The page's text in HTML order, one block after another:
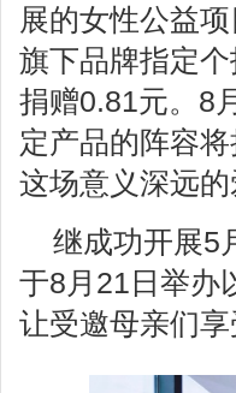
展的女性公益
旗下品牌指定
捐赠0.81元。8
定产品的阵容
这场意义深远的
继成功开展5
于8月21日举办
让受邀母亲们